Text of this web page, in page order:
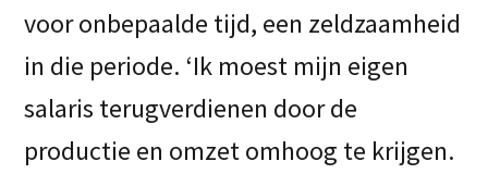
voor onbepaalde tijd, een zeldzaamheid
in die periode. ‘Ik moest mijn eigen
salaris terugverdienen door de
productie en omzet omhoog te krijgen.